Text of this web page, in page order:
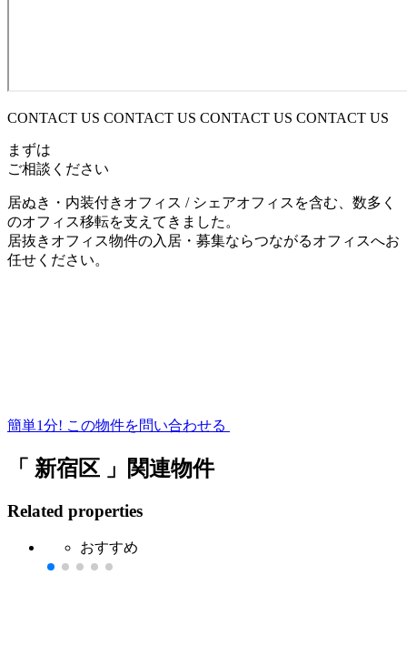
CONTACT US CONTACT US CONTACT US CONTACT US
まずは
ご相談ください
居ぬき・内装付きオフィス / シェアオフィスを含む、数多く
のオフィス移転を支えてきました。
居抜きオフィス物件の入居・募集ならつながるオフィスへお
任せください。
簡単1分! この物件を問い合わせる
「 新宿区 」関連物件
Related properties
おすすめ